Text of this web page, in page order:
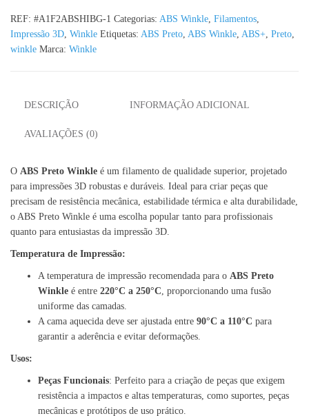
REF: #A1F2ABSHIBG-1 Categorias: ABS Winkle Filamentos
Impressão 3D Winkle Etiquetas: ABS Preto ABS Winkle ABS+ Preto
winkle Marca: Winkle
DESCRIÇÃO INFORMAÇÃO ADICIONAL
AVALIAÇÕES (0)
O ABS Preto Winkle é um filamento de qualidade superior, projetado
para impressões 3D robustas e duráveis. Ideal para criar peças que
precisam de resistência mecânica, estabilidade térmica e alta durabilidade,
o ABS Preto Winkle é uma escolha popular tanto para profissionais
quanto para entusiastas da impressão 3D.
Temperatura de Impressão:
A temperatura de impressão recomendada para o ABS Preto
Winkle é entre 220°C a 250°C, proporcionando uma fusão
uniforme das camadas.
A cama aquecida deve ser ajustada entre 90°C a 110°C para
garantir a aderência e evitar deformações.
Usos:
Peças Funcionais: Perfeito para a criação de peças que exigem
resistência a impactos e altas temperaturas, como suportes, peças
mecânicas e protótipos de uso prático.